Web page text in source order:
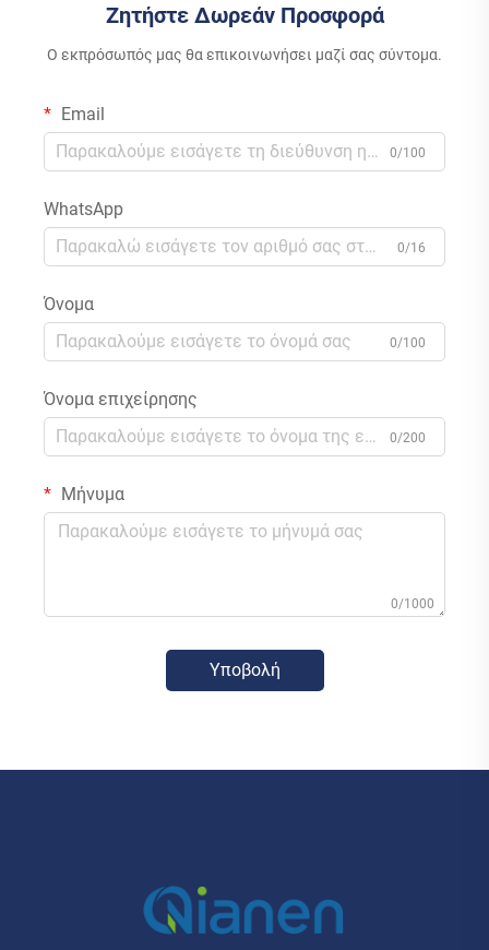
Ζητήστε Δωρεάν Προσφορά
Ο εκπρόσωπός μας θα επικοινωνήσει μαζί σας σύντομα.
Email
0/100
WhatsApp
0/16
Όνομα
0/100
Όνομα επιχείρησης
0/200
Μήνυμα
0/1000
Υποβολή